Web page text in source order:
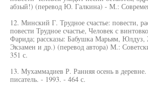
абзый!) (перевод Ю. Галкина) - М.:
12. Минский Г. Трудное счастье: повести,
повести Трудное счастье, Человек с
Фарида; рассказы: Бабушка Марьям, Юлдуз,
Экзамен и др.) (перевод автора) М.:
351 с.
13. Мухаммадиев Р. Ранняя осень в
писатель. - 1993. - 464 с.